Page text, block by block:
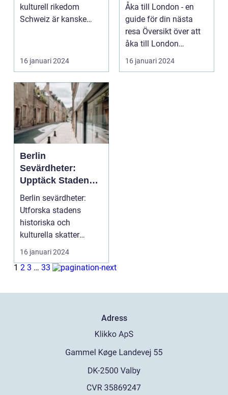
kulturell rikedom
Schweiz är kanske
16 januari 2024
Åka till London - en
guide för din nästa
resa Översikt över att
åka till London
London, Storbrita...
16 januari 2024
Berlin
Sevärdheter:
Upptäck Stadens
Skatter
Berlin sevärdheter:
Utforska stadens
historiska och
kulturella skatter
Berlin, Tysklands
huvudstad ...
16 januari 2024
1 2 3 … 33
Adress